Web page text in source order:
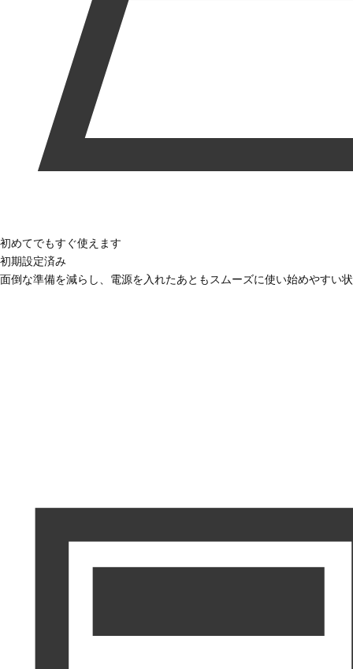
初めてでもすぐ使えます
初期設定済み
面倒な準備を減らし、電源を入れたあともスムーズに使い始めやすい